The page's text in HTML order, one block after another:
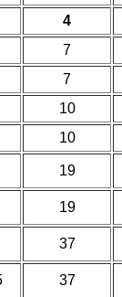
4
7
7
10
10
19
19
37
37